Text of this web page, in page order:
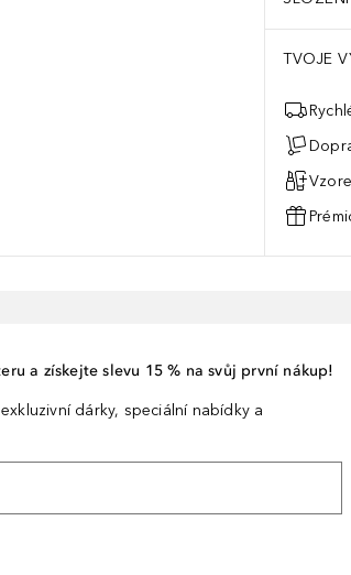
TVOJE
a získejte slevu 15 % na svůj první nákup!
dárky, speciální nabídky a